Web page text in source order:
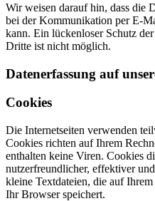
Wir weisen darauf hin, dass die
bei der Kommunikation per E-
kann. Ein lückenloser Schutz
Dritte ist nicht möglich.
Datenerfassung auf
Cookies
Die Internetseiten verwenden
Cookies richten auf Ihrem
enthalten keine Viren. Cookies
nutzerfreundlicher, effektiver
kleine Textdateien, die auf
Ihr Browser speichert.